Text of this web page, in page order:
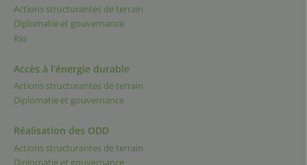
Actions structurantes de terrain
Diplomatie et gouvernance
Rio
Accès à l’énergie durable
Actions structurantes de terrain
Diplomatie et gouvernance
Réalisation des ODD
Actions structurantes de terrain
Diplomatie et gouvernance